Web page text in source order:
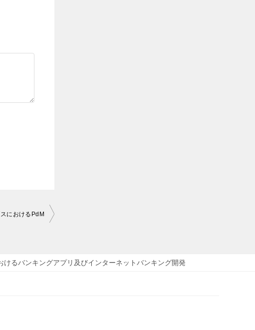
におけるPdM
るバンキングアプリ及びインターネットバンキング開発